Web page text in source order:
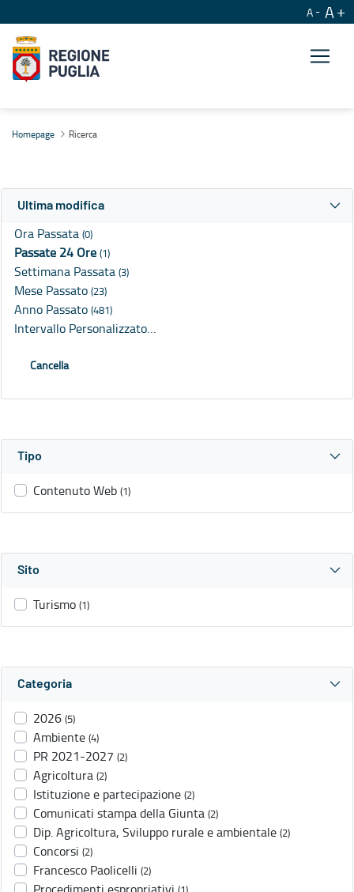
A A
Homepage Ricerca
Ultima modifica
Ora Passata (0)
Passate 24 Ore (1)
Settimana Passata (3)
Mese Passato (23)
Anno Passato (481)
Intervallo Personalizzato…
Cancella
Tipo
Contenuto Web (1)
Sito
Turismo (1)
Categoria
2026 (5)
Ambiente (4)
PR 2021-2027 (2)
Agricoltura (2)
Istituzione e partecipazione (2)
Comunicati stampa della Giunta (2)
Dip. Agricoltura, Sviluppo rurale e ambientale (2)
Concorsi (2)
Francesco Paolicelli (2)